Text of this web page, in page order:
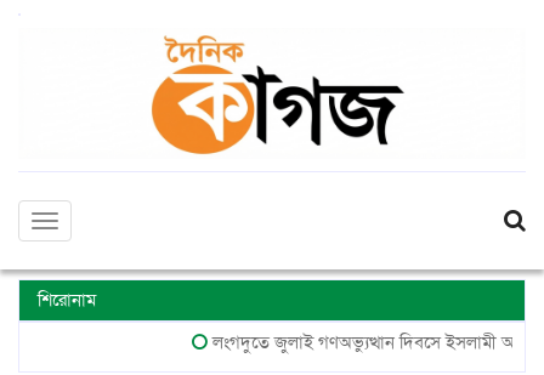
Toggle
শিরোনাম
লংগদুতে জুলাই গণঅভ্যুত্থান দিবসে ইসলামী